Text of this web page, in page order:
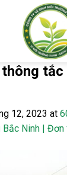
12, 2023 at
Ninh | Đơn